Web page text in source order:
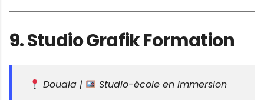
9.Studio Grafik Formation
Douala | Studio-école en immersion